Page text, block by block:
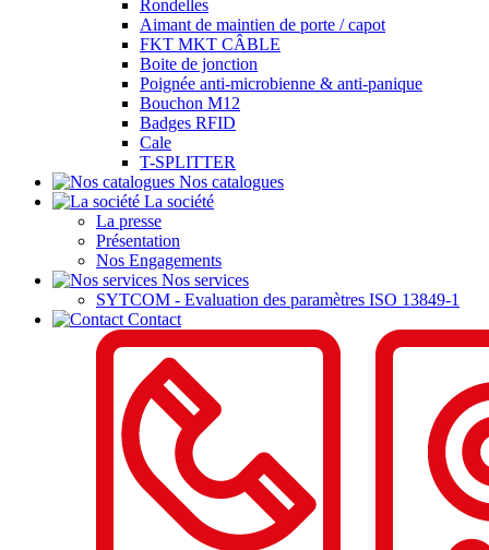
Rondelles
Aimant de maintien de porte / capot
FKT MKT CÂBLE
Boite de jonction
Poignée anti-microbienne & anti-panique
Bouchon M12
Badges RFID
Cale
T-SPLITTER
Nos catalogues
La société
La presse
Présentation
Nos Engagements
Nos services
SYTCOM - Evaluation des paramètres ISO 13849-1
Contact